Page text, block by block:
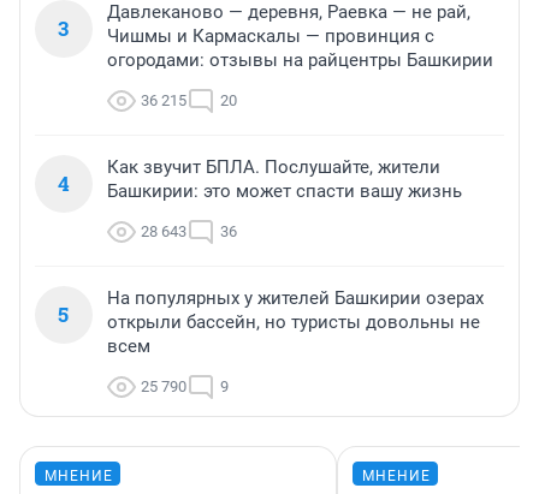
3
Давлеканово — деревня, Раевка — не рай,
Чишмы и Кармаскалы — провинция с
огородами: отзывы на райцентры Башкирии
36 215 20
4
Как звучит БПЛА. Послушайте, жители
Башкирии: это может спасти вашу жизнь
28 643 36
5
На популярных у жителей Башкирии озерах
открыли бассейн, но туристы довольны не
всем
25 790 9
МНЕНИЕ МНЕНИЕ